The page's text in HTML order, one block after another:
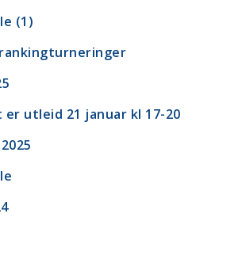
(1)
er utleid 21 januar kl 17-20